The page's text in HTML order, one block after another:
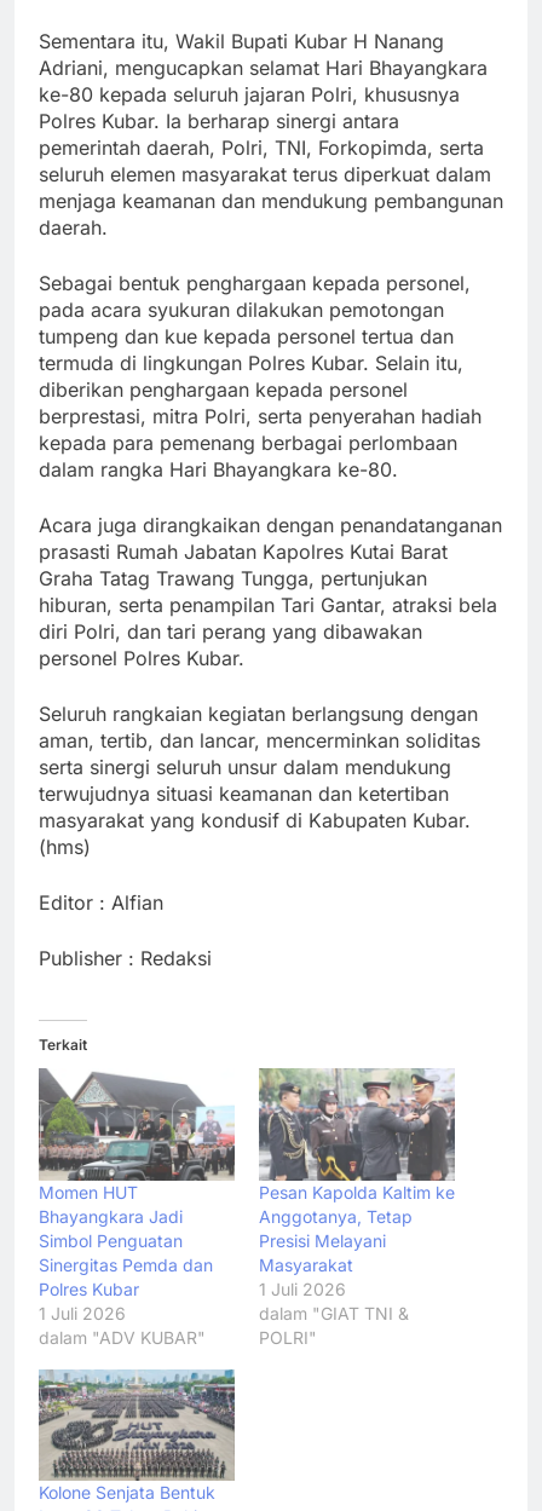
Sementara itu, Wakil Bupati Kubar H Nanang
Adriani, mengucapkan selamat Hari Bhayangkara
ke-80 kepada seluruh jajaran Polri, khususnya
Polres Kubar. Ia berharap sinergi antara
pemerintah daerah, Polri, TNI, Forkopimda, serta
seluruh elemen masyarakat terus diperkuat dalam
menjaga keamanan dan mendukung pembangunan
daerah.
Sebagai bentuk penghargaan kepada personel,
pada acara syukuran dilakukan pemotongan
tumpeng dan kue kepada personel tertua dan
termuda di lingkungan Polres Kubar. Selain itu,
diberikan penghargaan kepada personel
berprestasi, mitra Polri, serta penyerahan hadiah
kepada para pemenang berbagai perlombaan
dalam rangka Hari Bhayangkara ke-80.
Acara juga dirangkaikan dengan penandatanganan
prasasti Rumah Jabatan Kapolres Kutai Barat
Graha Tatag Trawang Tungga, pertunjukan
hiburan, serta penampilan Tari Gantar, atraksi bela
diri Polri, dan tari perang yang dibawakan
personel Polres Kubar.
Seluruh rangkaian kegiatan berlangsung dengan
aman, tertib, dan lancar, mencerminkan soliditas
serta sinergi seluruh unsur dalam mendukung
terwujudnya situasi keamanan dan ketertiban
masyarakat yang kondusif di Kabupaten Kubar.
(hms)
Editor : Alfian
Publisher : Redaksi
Terkait
Momen HUT
Bhayangkara Jadi
Simbol Penguatan
Sinergitas Pemda dan
Polres Kubar
1 Juli 2026
dalam "ADV KUBAR"
Pesan Kapolda Kaltim ke
Anggotanya, Tetap
Presisi Melayani
Masyarakat
1 Juli 2026
dalam "GIAT TNI &
POLRI"
Kolone Senjata Bentuk